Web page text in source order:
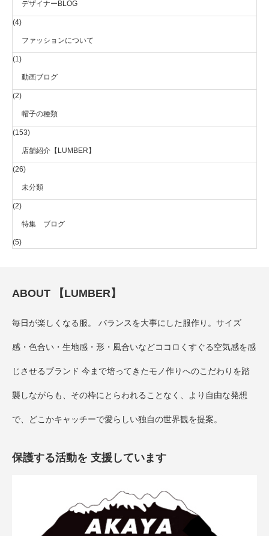
デザイナーBLOG
(4)
ファッションについて
(1)
動画ブログ
(2)
帽子の種類
(153)
店舗紹介【LUMBER】
(26)
未分類
(2)
特集 ブログ
(5)
ABOUT 【LUMBER】
毎日が楽しくなる服。 バランスを大事にした服作り。サイズ
感・色合い・生地感・形・風合いなどココロくすぐる空気感を感
じさせるブランド 今まで培ってきたモノ作りへのこだわりを踏
襲しながらも、その枠にとらわれることなく、より自由な発想
で、どこかキャッチーで愛らしい独自の世界観を提案。
保護する活動を 支援しています